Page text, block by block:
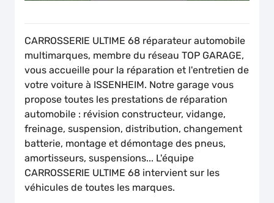
CARROSSERIE ULTIME 68 réparateur automobile
multimarques, membre du réseau TOP GARAGE,
vous accueille pour la réparation et l'entretien de
votre voiture à ISSENHEIM. Notre garage vous
propose toutes les prestations de réparation
automobile : révision constructeur, vidange,
freinage, suspension, distribution, changement
batterie, montage et démontage des pneus,
amortisseurs, suspensions... L'équipe
CARROSSERIE ULTIME 68 intervient sur les
véhicules de toutes les marques.